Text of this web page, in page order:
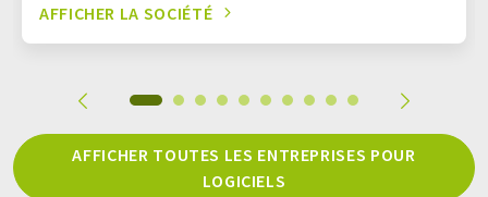
AFFICHER LA SOCIÉTÉ
AFFICHER TOUTES LES ENTREPRISES POUR
LOGICIELS